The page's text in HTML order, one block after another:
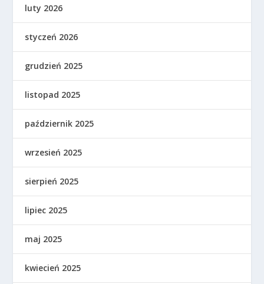
luty 2026
styczeń 2026
grudzień 2025
listopad 2025
październik 2025
wrzesień 2025
sierpień 2025
lipiec 2025
maj 2025
kwiecień 2025